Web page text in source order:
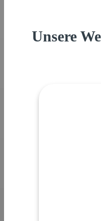
Unsere